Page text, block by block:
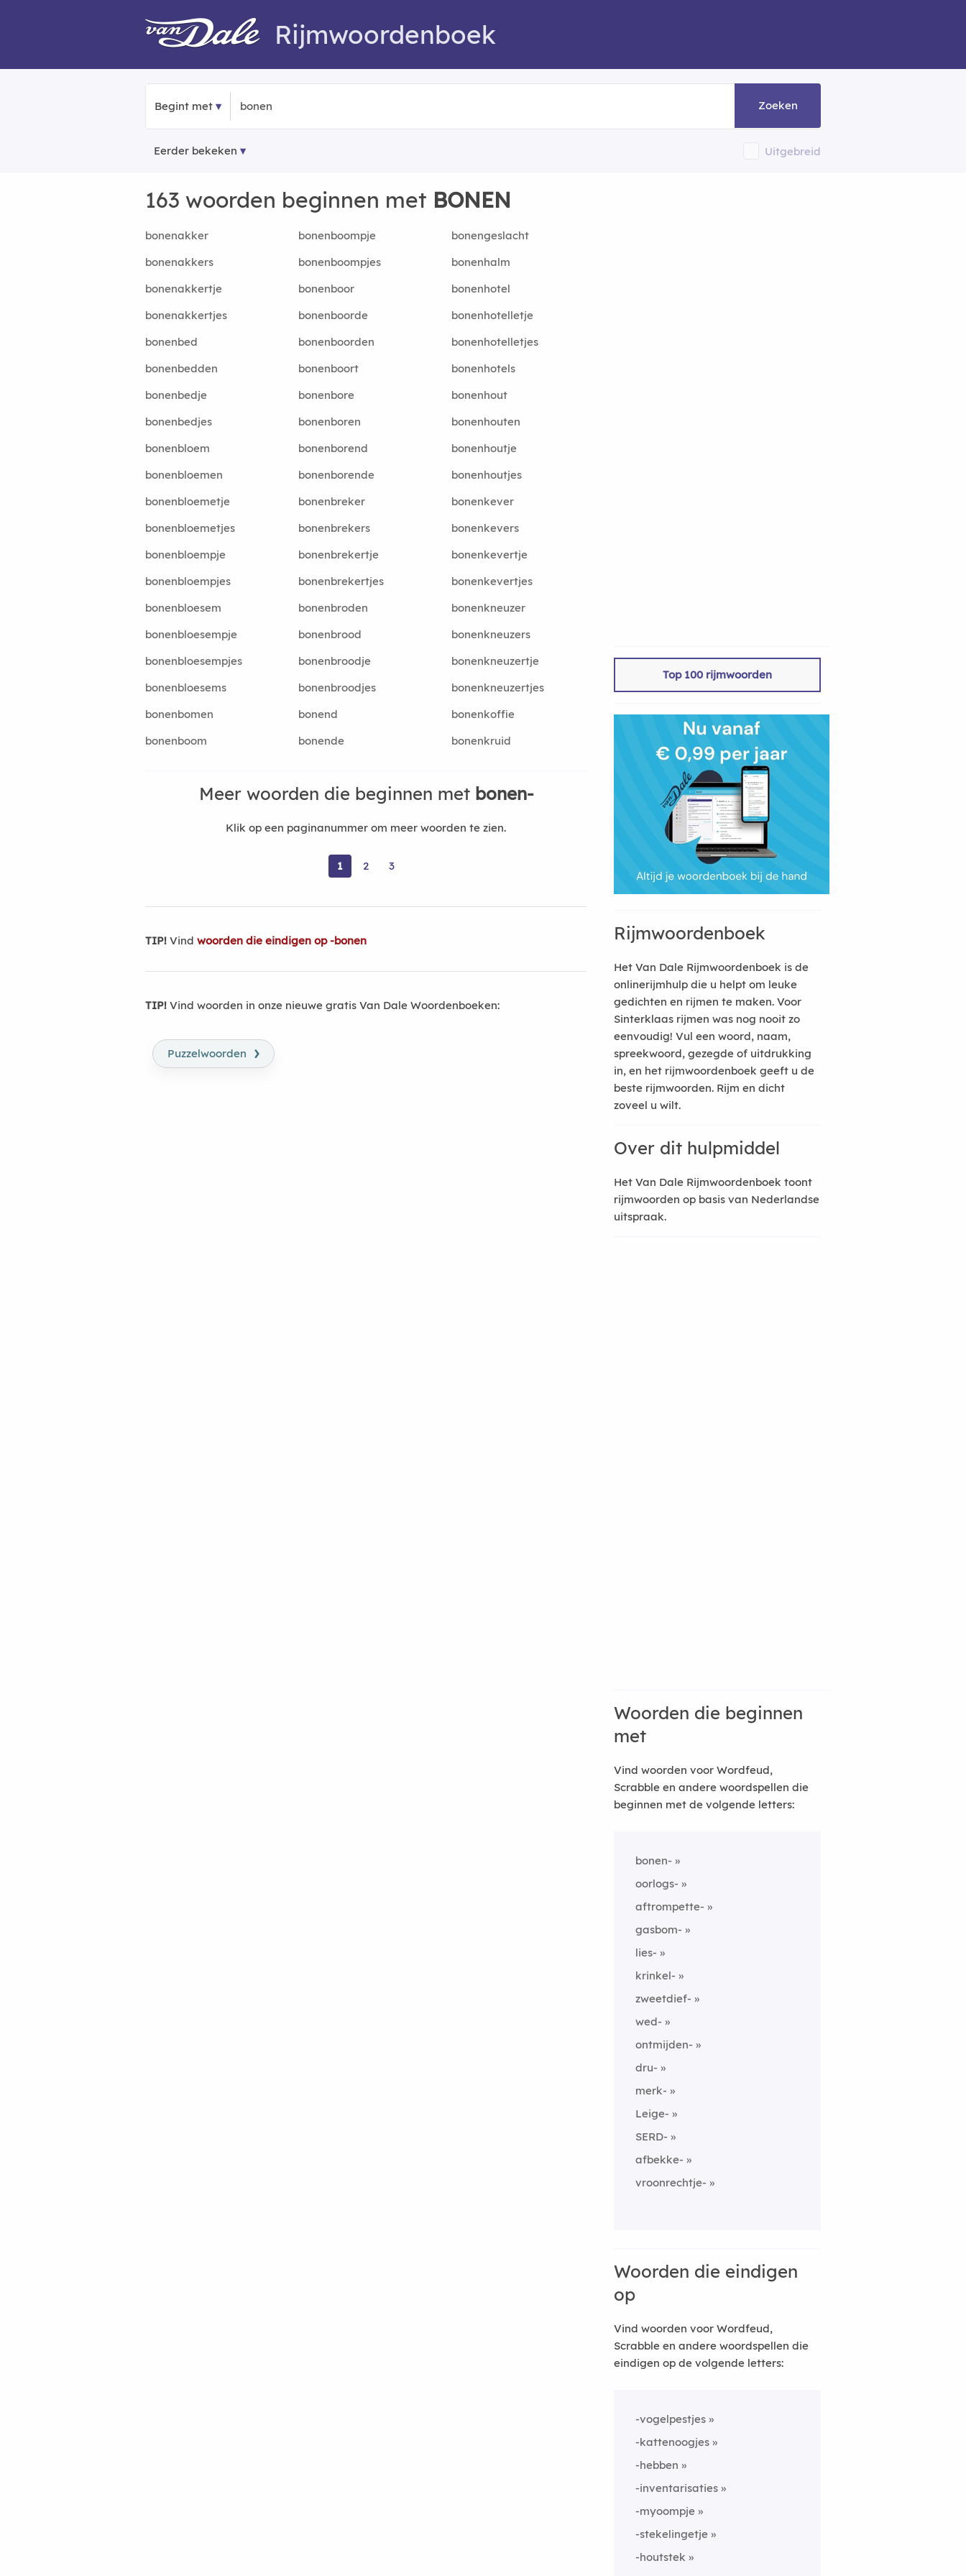
Rijmwoordenboek
Begint met Zoeken
Eerder bekeken Uitgebreid
163 woorden beginnen met BONEN
bonenakker bonenboompje
bonengeslacht
bonenakkers
bonenboompjes
bonenhalm
bonenakkertje
bonenboor
bonenhotel
bonenakkertjes
bonenboorde
bonenhotelletje
bonenbed
bonenboorden
bonenhotelletjes
bonenbedden
bonenboort
bonenhotels
bonenbedje
bonenbore
bonenhout
bonenbedjes
bonenboren
bonenhouten
bonenbloem
bonenborend
bonenhoutje
bonenbloemen
bonenborende
bonenhoutjes
bonenbloemetje
bonenbreker
bonenkever
bonenbloemetjes
bonenbrekers
bonenkevers
bonenbloempje
bonenbrekertje
bonenkevertje
bonenbloempjes
bonenbrekertjes
bonenkevertjes
bonenbloesem
bonenbroden
bonenkneuzer
bonenbloesempje
bonenbrood
bonenkneuzers
bonenbloesempjes
bonenbroodje
bonenkneuzertje
bonenbloesems
bonenbroodjes
bonenkneuzertjes
bonenbomen
bonend
bonenkoffie
bonenboom
bonende bonenkruid
Meer woorden die beginnen met bonen-
Klik op een paginanummer om meer woorden te zien.
1 2 3
TIP! Vind woorden die eindigen op -bonen
TIP! Vind woorden in onze nieuwe gratis Van Dale Woordenboeken:
Puzzelwoorden ›
Top 100 rijmwoorden
Rijmwoordenboek
Het Van Dale Rijmwoordenboek is de
onlinerijmhulp die u helpt om leuke
gedichten en rijmen te maken. Voor
Sinterklaas rijmen was nog nooit zo
eenvoudig! Vul een woord, naam,
spreekwoord, gezegde of uitdrukking
in, en het rijmwoordenboek geeft u de
beste rijmwoorden. Rijm en dicht
zoveel u wilt.
Over dit hulpmiddel
Het Van Dale Rijmwoordenboek toont
rijmwoorden op basis van Nederlandse
uitspraak.
Woorden die beginnen
met
Vind woorden voor Wordfeud,
Scrabble en andere woordspellen die
beginnen met de volgende letters:
bonen-
oorlogs-
aftrompette-
gasbom-
lies-
krinkel-
zweetdief-
wed-
ontmijden-
dru-
merk-
Leige-
SERD-
afbekke-
vroonrechtje-
Woorden die eindigen
op
Vind woorden voor Wordfeud,
Scrabble en andere woordspellen die
eindigen op de volgende letters:
-vogelpestjes
-kattenoogjes
-hebben
-inventarisaties
-myoompje
-stekelingetje
-houtstek